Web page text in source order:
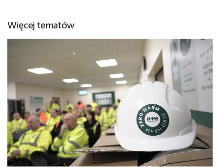
Więcej tematów